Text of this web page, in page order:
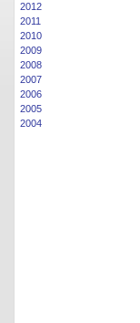
2012
2011
2010
2009
2008
2007
2006
2005
2004